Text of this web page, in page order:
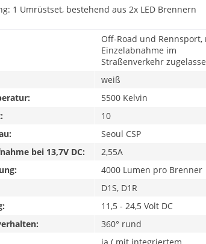
1 Umrüstset, bestehend aus 2x LED Brennern
Off-Road und Rennsport,
Einzelabnahme im
Straßenverkehr
weiß
5500 Kelvin
10
Seoul CSP
bei 13,7V DC:
2,55A
4000 Lumen pro Brenner
D1S, D1R
11,5 - 24,5 Volt DC
360° rund